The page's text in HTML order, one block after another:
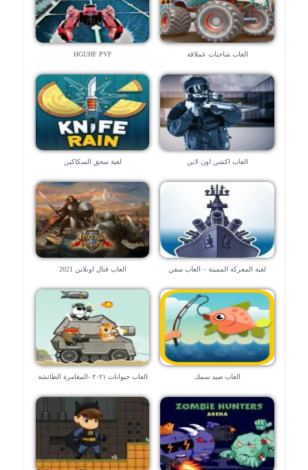
العاب شاحنات عملاقة HGUHF PVF
العاب اكشن اون لاين لعبة سحق السكاكين
لعبة المعركة المميتة – العاب سفن العاب قتال اونلاين 2021
العاب صيد سمك العاب حيوانات ٢٠٢١ -المغامرة الطائشة